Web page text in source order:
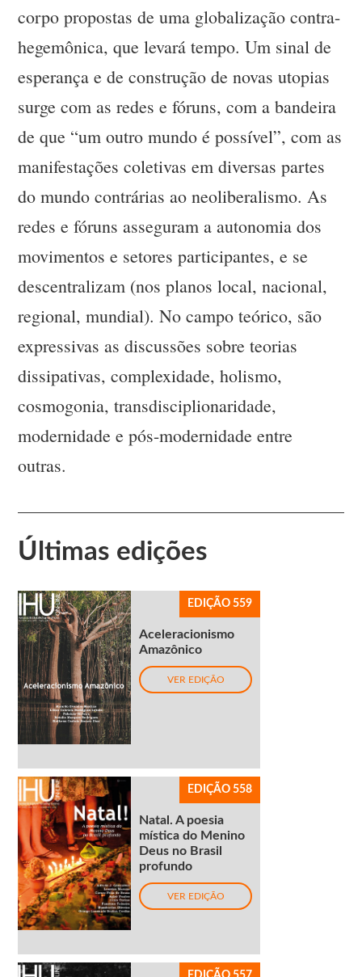
corpo propostas de uma globalização contra-
hegemônica, que levará tempo. Um sinal de
esperança e de construção de novas utopias
surge com as redes e fóruns, com a bandeira
de que “um outro mundo é possível”, com as
manifestações coletivas em diversas partes
do mundo contrárias ao neoliberalismo. As
redes e fóruns asseguram a autonomia dos
movimentos e setores participantes, e se
descentralizam (nos planos local, nacional,
regional, mundial). No campo teórico, são
expressivas as discussões sobre teorias
dissipativas, complexidade, holismo,
cosmogonia, transdisciplionaridade,
modernidade e pós-modernidade entre
outras.
Últimas edições
EDIÇÃO 559
Aceleracionismo
Amazônico
VER EDIÇÃO
EDIÇÃO 558
Natal. A poesia
mística do Menino
Deus no Brasil
profundo
VER EDIÇÃO